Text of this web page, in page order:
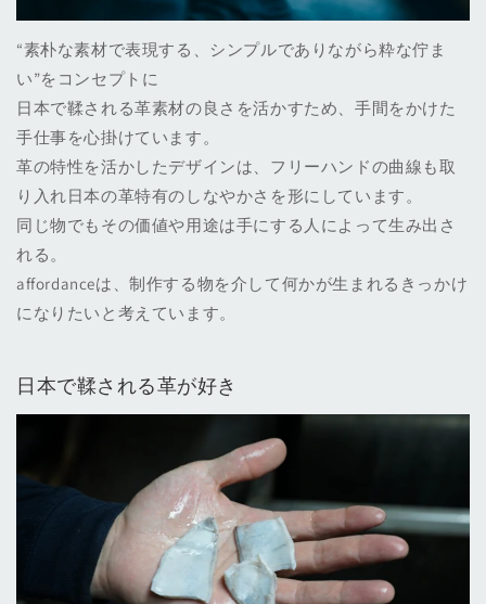
“素朴な素材で表現する、シンプルでありながら粋な佇ま
い”をコンセプトに
日本で鞣される革素材の良さを活かすため、手間をかけた
手仕事を心掛けています。
革の特性を活かしたデザインは、フリーハンドの曲線も取
り入れ日本の革特有のしなやかさを形にしています。
同じ物でもその価値や用途は手にする人によって生み出さ
れる。
affordanceは、制作する物を介して何かが生まれるきっかけ
になりたいと考えています。
日本で鞣される革が好き